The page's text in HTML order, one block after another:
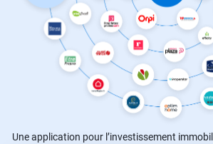
Une application pour l’investissement